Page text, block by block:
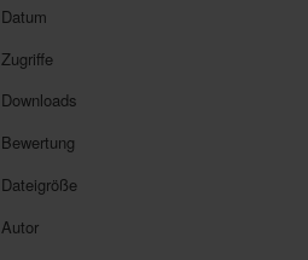
Datum
Zugriffe
Downloads
Bewertung
Dateigröße
Autor